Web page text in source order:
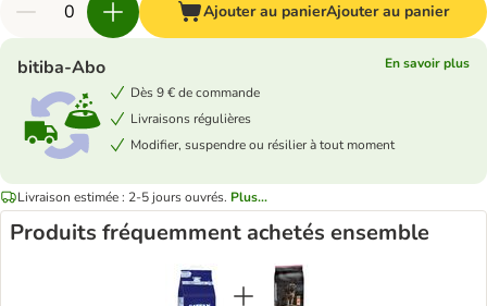
Ajouter au panierAjouter au panier
bitiba-Abo
En savoir plus
Dès 9 € de commande
Livraisons régulières
Modifier, suspendre ou résilier à tout moment
Livraison estimée : 2-5 jours ouvrés. Plus...
Produits fréquemment achetés ensemble